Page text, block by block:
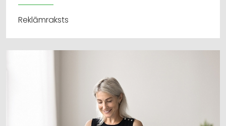
Reklāmraksts